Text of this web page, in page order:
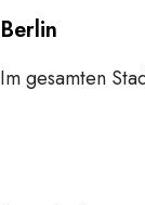
Berlin
Im gesamten